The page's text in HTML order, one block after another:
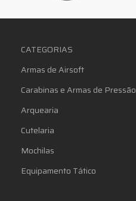
CATEGORIAS
Armas de Airsoft
Carabinas e Armas de Pressão
Arquearia
Cutelaria
Mochilas
Equipamento Tático